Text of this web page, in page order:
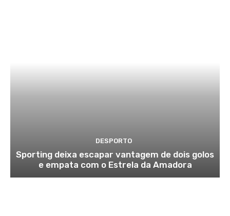
DESPORTO
Sporting deixa escapar vantagem de dois golos
e empata com o Estrela da Amadora